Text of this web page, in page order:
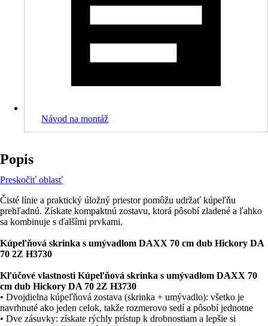
Návod na montáž
Popis
Preskočiť oblasť
Čisté línie a praktický úložný priestor pomôžu udržať kúpeľňu
prehľadnú. Získate kompaktnú zostavu, ktorá pôsobí zladené a ľahko
sa kombinuje s ďalšími prvkami.
Kúpeľňová skrinka s umývadlom DAXX 70 cm dub Hickory DA
70 2Z H3730
Kľúčové vlastnosti Kúpeľňová skrinka s umývadlom DAXX 70
cm dub Hickory DA 70 2Z H3730
• Dvojdielna kúpeľňová zostava (skrinka + umývadlo): všetko je
navrhnuté ako jeden celok, takže rozmerovo sedí a pôsobí jednotne
• Dve zásuvky: získate rýchly prístup k drobnostiam a lepšie si